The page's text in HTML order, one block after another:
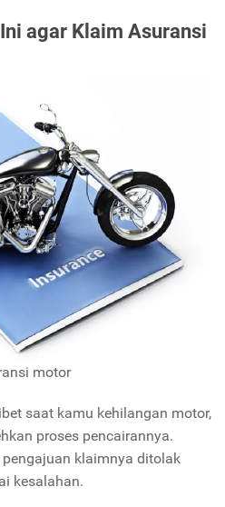
agar Klaim Asuransi
motor
saat kamu kehilangan motor,
proses pencairannya.
klaimnya ditolak
kesalahan.